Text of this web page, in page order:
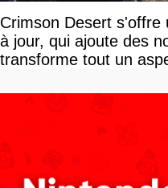
Crimson Desert s'offre
à jour, qui ajoute des
transforme tout un